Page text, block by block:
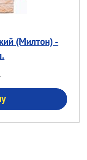
(Милтон) -